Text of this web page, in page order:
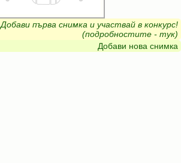
Добави първа снимка и участвай в конкурс!
(подробностите - тук)
Добави нова снимка